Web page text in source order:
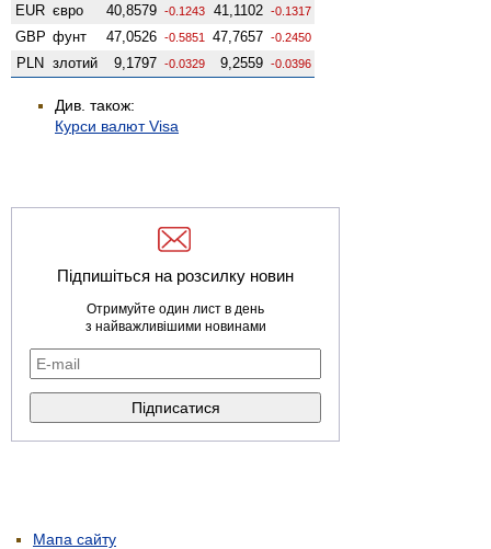
EUR євро 40,8579 -0.1243 41,1102 -0.1317
GBP фунт 47,0526 -0.5851 47,7657 -0.2450
PLN злотий 9,1797 -0.0329 9,2559 -0.0396
Див. також:
Курси валют Visa
Підпишіться на розсилку новин
Отримуйте один лист в день
з найважливішими новинами
Мапа сайту